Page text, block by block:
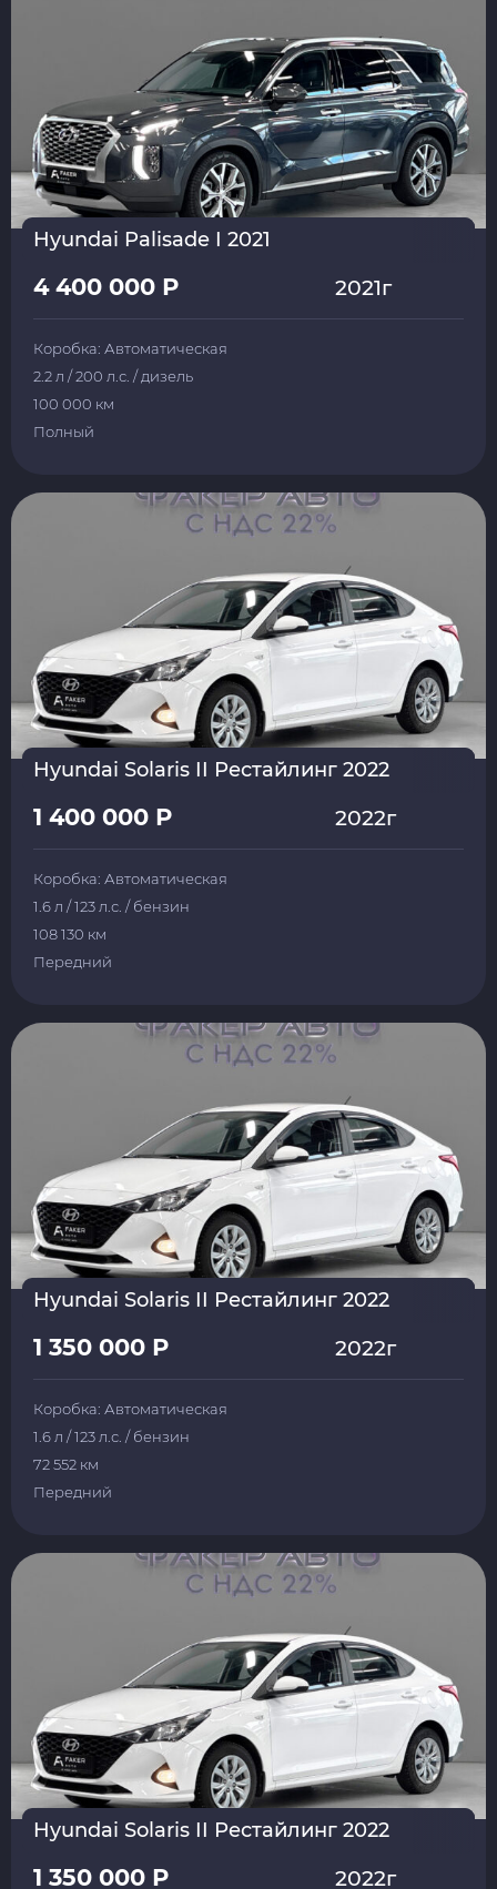
Hyundai Palisade I 2021
4 400 000 Р 2021г
Коробка: Автоматическая
2.2 л / 200 л.с. / дизель
100 000 км
Полный
Hyundai Solaris II Рестайлинг 2022
1 400 000 Р 2022г
Коробка: Автоматическая
1.6 л / 123 л.с. / бензин
108 130 км
Передний
Hyundai Solaris II Рестайлинг 2022
1 350 000 Р 2022г
Коробка: Автоматическая
1.6 л / 123 л.с. / бензин
72 552 км
Передний
Hyundai Solaris II Рестайлинг 2022
1 350 000 Р 2022г